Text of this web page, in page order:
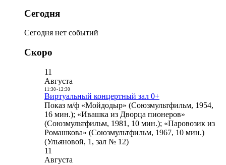
Сегодня
Сегодня нет событий
Скоро
11
Августа
11:30- 12:30
Виртуальный концертный зал 0+
Показ м/ф «Мойдодыр» (Союзмультфильм, 1954,
16 мин.); «Ивашка из Дворца пионеров»
(Союзмультфильм, 1981, 10 мин.); «Паровозик из
Ромашкова» (Союзмультфильм, 1967, 10 мин.)
(Ульяновой, 1, зал № 12)
11
Августа